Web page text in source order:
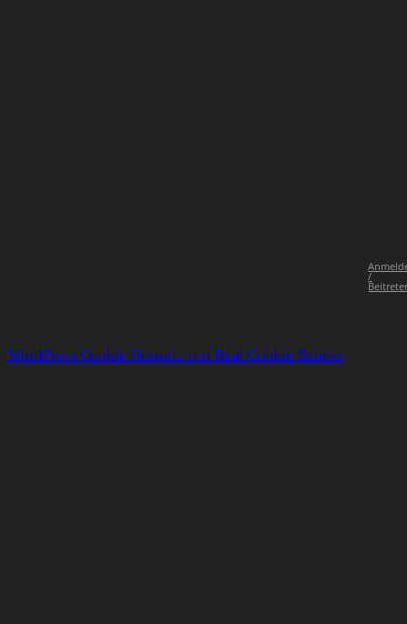
/
WordPress Cookie Hinweis von Real Cookie Banner